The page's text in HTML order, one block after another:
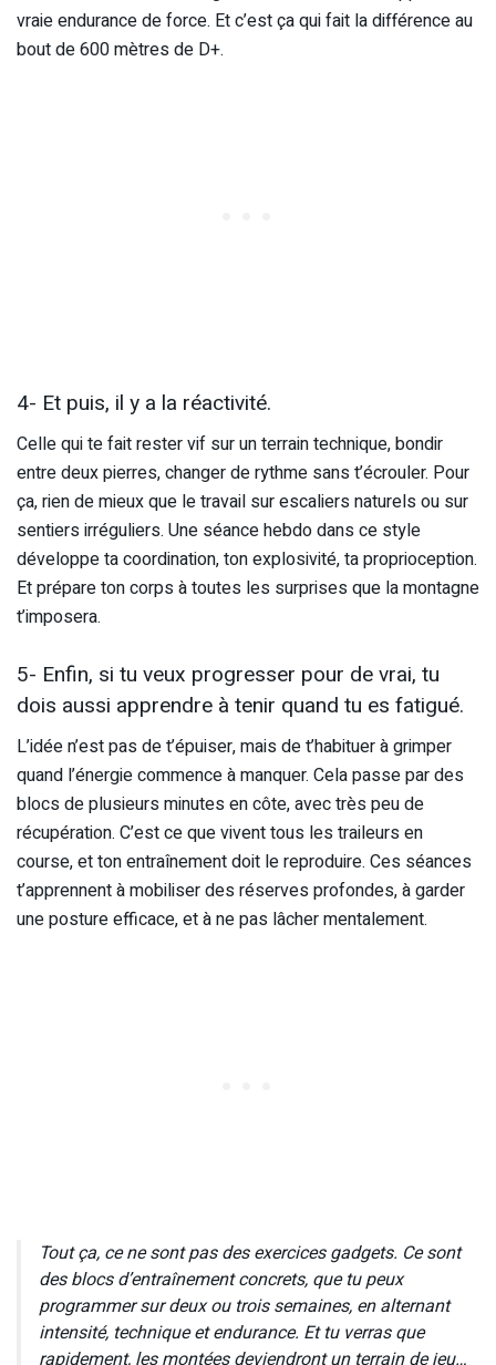
vraie endurance de force. Et c’est ça qui fait la différence au
bout de 600 mètres de D+.
4- Et puis, il y a la réactivité.
Celle qui te fait rester vif sur un terrain technique, bondir
entre deux pierres, changer de rythme sans t’écrouler. Pour
ça, rien de mieux que le travail sur escaliers naturels ou sur
sentiers irréguliers. Une séance hebdo dans ce style
développe ta coordination, ton explosivité, ta proprioception.
Et prépare ton corps à toutes les surprises que la montagne
t’imposera.
5- Enfin, si tu veux progresser pour de vrai, tu
dois aussi apprendre à tenir quand tu es fatigué.
L’idée n’est pas de t’épuiser, mais de t’habituer à grimper
quand l’énergie commence à manquer. Cela passe par des
blocs de plusieurs minutes en côte, avec très peu de
récupération. C’est ce que vivent tous les traileurs en
course, et ton entraînement doit le reproduire. Ces séances
t’apprennent à mobiliser des réserves profondes, à garder
une posture efficace, et à ne pas lâcher mentalement.
Tout ça, ce ne sont pas des exercices gadgets. Ce sont
des blocs d’entraînement concrets, que tu peux
programmer sur deux ou trois semaines, en alternant
intensité, technique et endurance. Et tu verras que
rapidement, les montées deviendront un terrain de jeu…